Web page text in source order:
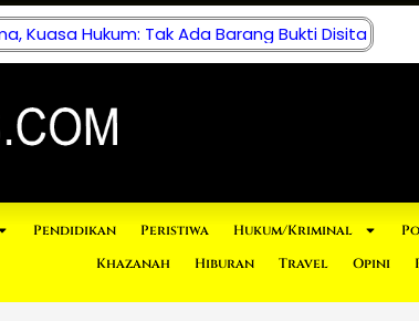
Kuasa Hukum: Tak Ada Barang Bukti Disita
Pendidikan Peristiwa Hukum/Kriminal
Khazanah
Hiburan Travel Opini